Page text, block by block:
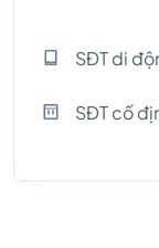
SĐT di
SĐT cố